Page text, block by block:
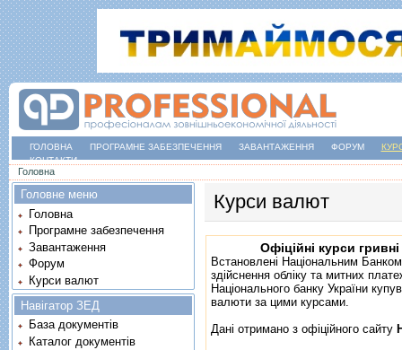
ГОЛОВНА ПРОГРАМНЕ ЗАБЕЗПЕЧЕННЯ ЗАВАНТАЖЕННЯ ФОРУМ
КОНТАКТИ
Ви є тут
Головна
Курси валют
Офіційні курси
Встановлені Національним
здійснення обліку та митних
Національного банку України
валюти за цими курсами.
Дані отримано з офіційного сайту
Головне меню
Головна
Програмне забезпечення
Завантаження
Форум
Курси валют
Навігатор ЗЕД
База документів
Каталог документів